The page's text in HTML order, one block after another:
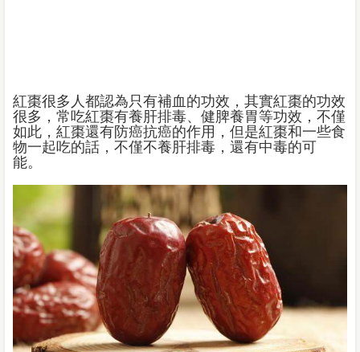
紅棗很多人都認為只有補血的功效，其實紅棗的功效
很多，常吃紅棗有養肝排毒、健脾養胃等功效，不僅
如此，紅棗還有防癌抗癌的作用，但是紅棗和一些食
物一起吃的話，不僅不養肝排毒，還有中毒的可
能。